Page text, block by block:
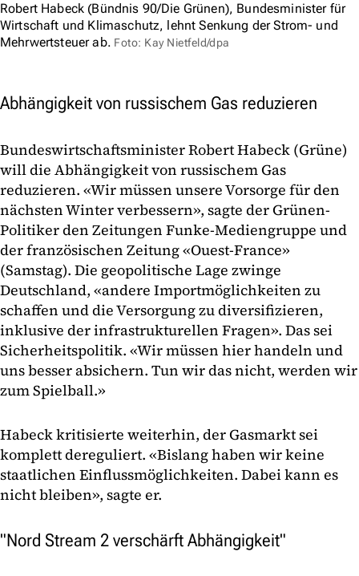
Robert Habeck (Bündnis 90/Die Grünen), Bundesminister für
Wirtschaft und Klimaschutz, lehnt Senkung der Strom- und
Mehrwertsteuer ab. Foto: Kay Nietfeld/dpa
Abhängigkeit von russischem Gas reduzieren
Bundeswirtschaftsminister Robert Habeck (Grüne)
will die Abhängigkeit von russischem Gas
reduzieren. «Wir müssen unsere Vorsorge für den
nächsten Winter verbessern», sagte der Grünen-
Politiker den Zeitungen Funke-Mediengruppe und
der französischen Zeitung «Ouest-France»
(Samstag). Die geopolitische Lage zwinge
Deutschland, «andere Importmöglichkeiten zu
schaffen und die Versorgung zu diversifizieren,
inklusive der infrastrukturellen Fragen». Das sei
Sicherheitspolitik. «Wir müssen hier handeln und
uns besser absichern. Tun wir das nicht, werden wir
zum Spielball.»
Habeck kritisierte weiterhin, der Gasmarkt sei
komplett dereguliert. «Bislang haben wir keine
staatlichen Einflussmöglichkeiten. Dabei kann es
nicht bleiben», sagte er.
"Nord Stream 2 verschärft Abhängigkeit"